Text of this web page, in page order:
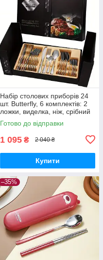
Набір столових приборів 24
шт. Butterfly, 6 комплектів: 2
ложки, виделка, ніж, срібний
Готово до відправки
1 095 ₴ 2 040 ₴
Купити
–35%